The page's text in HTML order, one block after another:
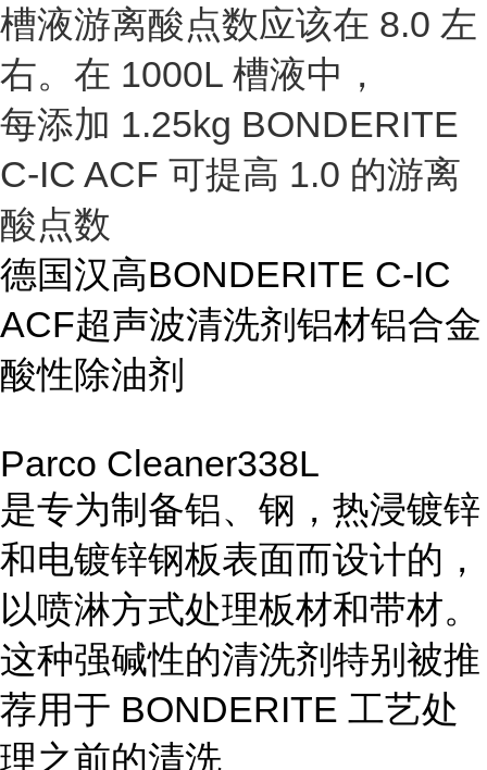
槽液游离酸点数应该在 8.0 左
右。在 1000L 槽液中，
每添加 1.25kg BONDERITE
C-IC ACF 可提高 1.0 的游离
酸点数
德国汉高BONDERITE C-IC
ACF超声波清洗剂铝材铝合金
酸性除油剂
Parco Cleaner338L
是专为制备铝、钢，热浸镀锌
和电镀锌钢板表面而设计的，
以喷淋方式处理板材和带材。
这种强碱性的清洗剂特别被推
荐用于 BONDERITE 工艺处
理之前的清洗